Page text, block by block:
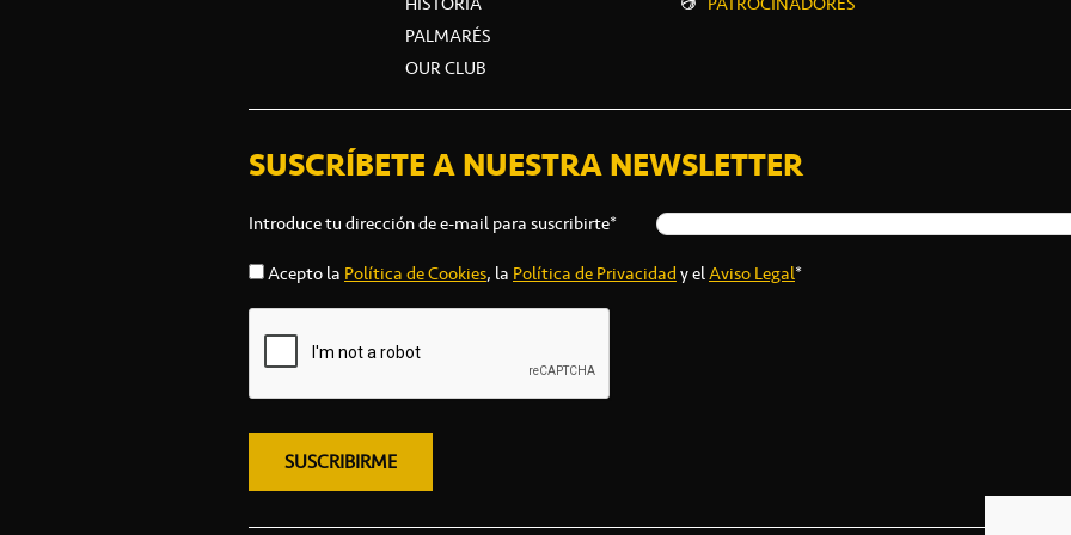
PALMARÉS
OUR CLUB
SUSCRÍBETE A NUESTRA NEWSLETTER
Introduce tu dirección de e-mail para suscribirte*
Acepto la Política de Cookies, la Política de Privacidady elAviso Legal*